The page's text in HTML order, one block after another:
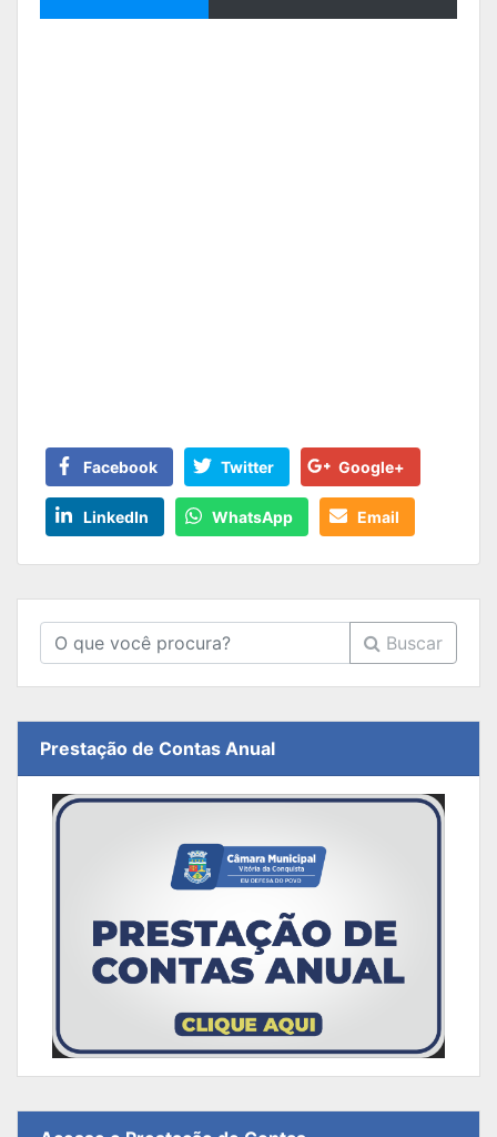
Facebook Twitter Google+
LinkedIn WhatsApp Email
Buscar
Prestação de Contas Anual